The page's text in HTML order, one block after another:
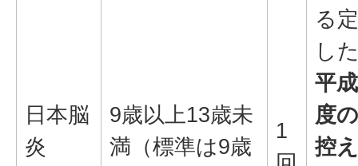
日本脳
炎
9歳以上13歳未
満（標準は9歳
1
る
し
平
度
控